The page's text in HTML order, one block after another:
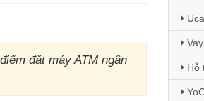
đặt máy ATM ngân
Vay
Hỗ